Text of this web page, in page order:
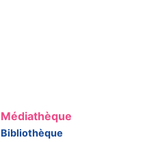
Médiathèque
Bibliothèque